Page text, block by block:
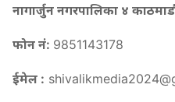
नागार्जुन नगरपालिका ४
फोन नं: 9851143178
ईमेल :